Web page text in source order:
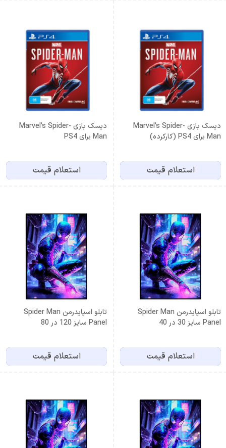
دیسک بازی Marvel’s Spider-
Man برای PS4 (کارکرده)
استعلام قیمت
دیسک بازی Marvel’s Spider-
Man برای PS4
استعلام قیمت
تابلو اسپایدرمن Spider Man
Panel سایز 30 در 40
استعلام قیمت
تابلو اسپایدرمن Spider Man
Panel سایز 120 در 80
استعلام قیمت